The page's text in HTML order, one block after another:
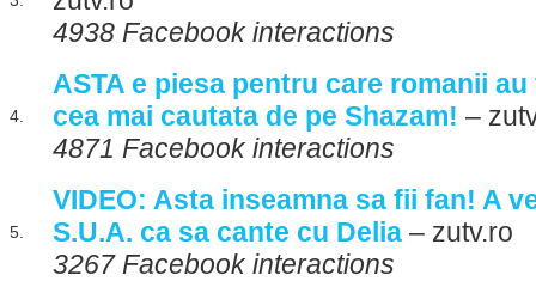
4938 Facebook interactions
4.
ASTA e piesa pentru care romanii
cea mai cautata de pe Shazam! –
4871 Facebook interactions
5.
VIDEO: Asta inseamna sa fii fan! A
S.U.A. ca sa cante cu Delia – zutv.ro
3267 Facebook interactions